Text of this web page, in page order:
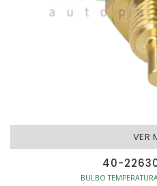
VER
40-
BULBO